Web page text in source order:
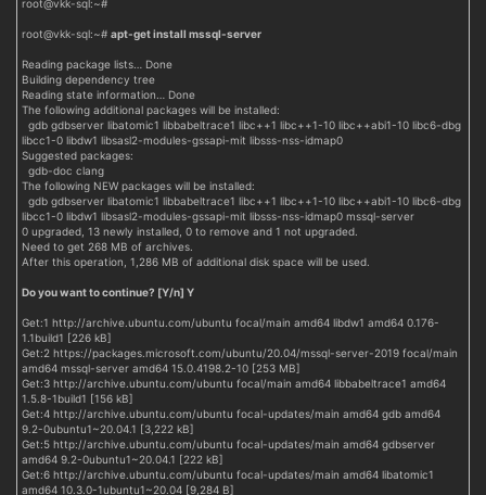
root@vkk-sql:~#
root@vkk-sql:~# apt-get install mssql-server
Reading package lists… Done
Building dependency tree
Reading state information… Done
The following additional packages will be installed:
gdb gdbserver libatomic1 libbabeltrace1 libc++1 libc++1-10 libc++abi1-10 libc6-dbg
libcc1-0 libdw1 libsasl2-modules-gssapi-mit libsss-nss-idmap0
Suggested packages:
gdb-doc clang
The following NEW packages will be installed:
gdb gdbserver libatomic1 libbabeltrace1 libc++1 libc++1-10 libc++abi1-10 libc6-dbg
libcc1-0 libdw1 libsasl2-modules-gssapi-mit libsss-nss-idmap0 mssql-server
0 upgraded, 13 newly installed, 0 to remove and 1 not upgraded.
Need to get 268 MB of archives.
After this operation, 1,286 MB of additional disk space will be used.
Do you want to continue? [Y/n] Y
Get:1 http://archive.ubuntu.com/ubuntu focal/main amd64 libdw1 amd64 0.176-
1.1build1 [226 kB]
Get:2 https://packages.microsoft.com/ubuntu/20.04/mssql-server-2019 focal/main
amd64 mssql-server amd64 15.0.4198.2-10 [253 MB]
Get:3 http://archive.ubuntu.com/ubuntu focal/main amd64 libbabeltrace1 amd64
1.5.8-1build1 [156 kB]
Get:4 http://archive.ubuntu.com/ubuntu focal-updates/main amd64 gdb amd64
9.2-0ubuntu1~20.04.1 [3,222 kB]
Get:5 http://archive.ubuntu.com/ubuntu focal-updates/main amd64 gdbserver
amd64 9.2-0ubuntu1~20.04.1 [222 kB]
Get:6 http://archive.ubuntu.com/ubuntu focal-updates/main amd64 libatomic1
amd64 10.3.0-1ubuntu1~20.04 [9,284 B]